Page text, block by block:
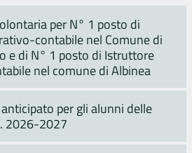
per N° 1 posto di
contabile nel Comune di
e di N° 1 posto di Istruttore
nel comune di Albinea
per gli alunni delle
2026-2027